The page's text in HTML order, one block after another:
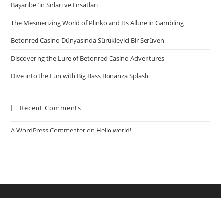
Dating:
dass
sollen
Sie
Başarıbet’in Sırları ve Fırsatları
The Mesmerizing World of Plinko and Its Allure in Gambling
Betonred Casino Dünyasında Sürükleyici Bir Serüven
Discovering the Lure of Betonred Casino Adventures
Dive into the Fun with Big Bass Bonanza Splash
Recent Comments
A WordPress Commenteron Hello world!